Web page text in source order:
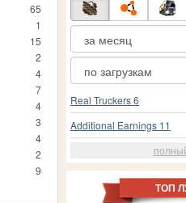
65
1
15
2
4
7
4
3
4
2
9
Real Truckers 6
Additional Earnings 11
ТОП